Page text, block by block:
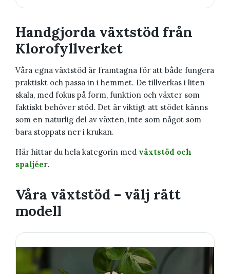
Handgjorda växtstöd från
Klorofyllverket
Våra egna växtstöd är framtagna för att både fungera
praktiskt och passa in i hemmet. De tillverkas i liten
skala, med fokus på form, funktion och växter som
faktiskt behöver stöd. Det är viktigt att stödet känns
som en naturlig del av växten, inte som något som
bara stoppats ner i krukan.
Här hittar du hela kategorin med växtstöd och
spaljéer.
Våra växtstöd – välj rätt
modell